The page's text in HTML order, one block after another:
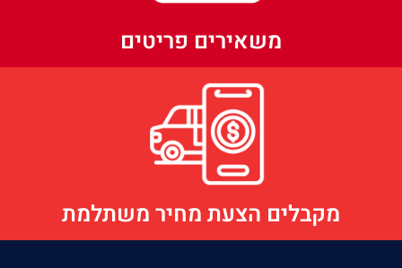
משאירים פריטים
מקבלים הצעת מחיר משתלמת